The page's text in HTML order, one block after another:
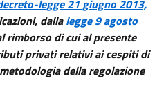
legge 21 giugno 2013,
dallalegge 9 agosto
rimborso di cui al presente
privati relativi ai cespiti di
della regolazione